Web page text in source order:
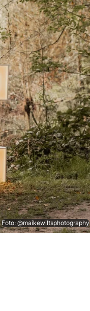
Foto: @maikewiltsphotography